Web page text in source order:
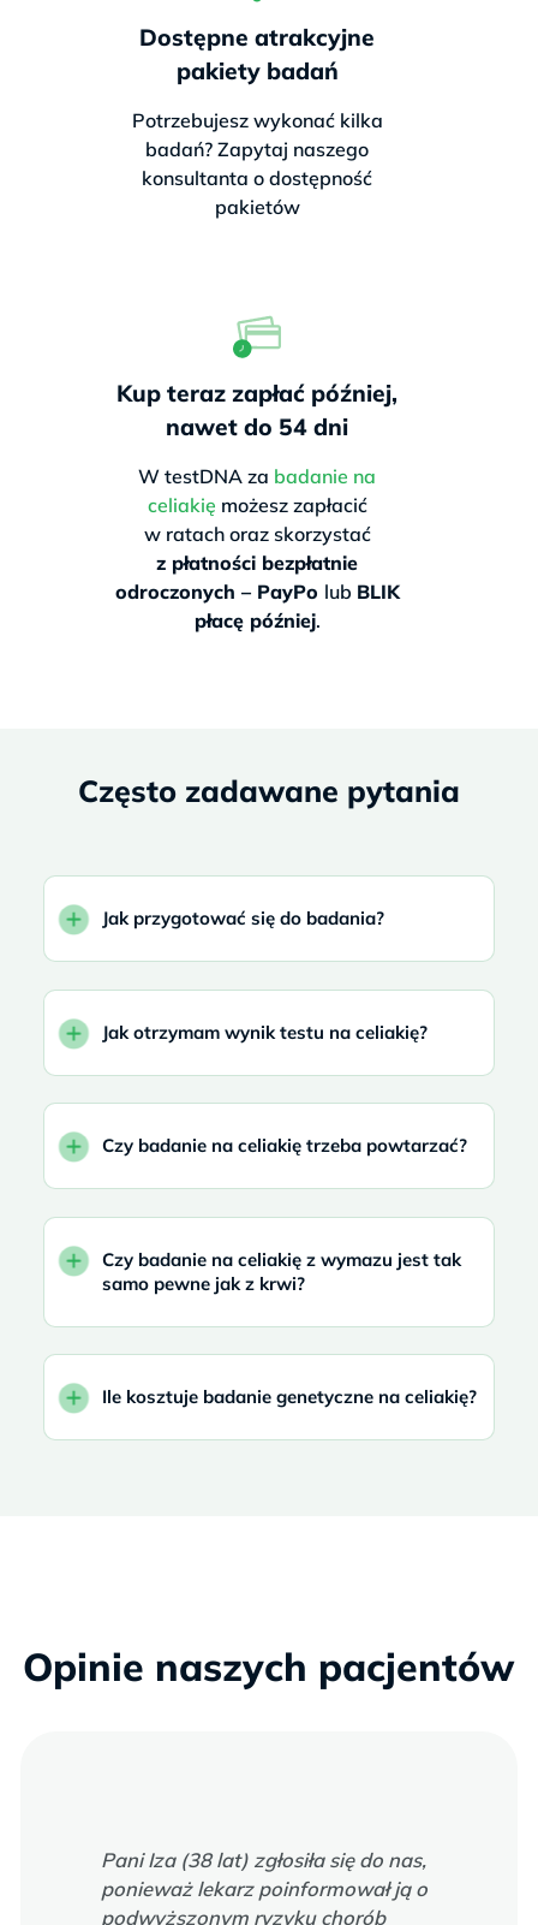
Dostępne atrakcyjne
pakiety badań
Potrzebujesz wykonać kilka
badań? Zapytaj naszego
konsultanta o dostępność
pakietów
Kup teraz zapłać później,
nawet do 54 dni
W testDNA za badanie na
celiakię możesz zapłacić
w ratach oraz skorzystać
z płatności bezpłatnie
odroczonych – PayPo lub BLIK
płacę później.
Często zadawane pytania
Jak przygotować się do badania?
Jak otrzymam wynik testu na celiakię?
Czy badanie na celiakię trzeba powtarzać?
Czy badanie na celiakię z wymazu jest tak
samo pewne jak z krwi?
Ile kosztuje badanie genetyczne na celiakię?
Opinie naszych pacjentów
Pani Iza (38 lat) zgłosiła się do nas,
ponieważ lekarz poinformował ją o
podwyższonym ryzyku chorób